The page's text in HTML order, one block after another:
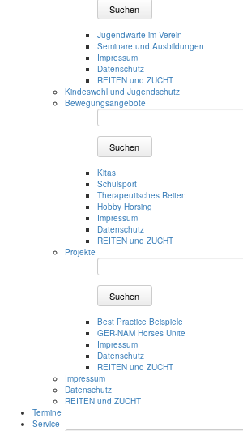
Suchen
Jugendwarte im Verein
Seminare und Ausbildungen
Impressum
Datenschutz
REITEN und ZUCHT
Kindeswohl und Jugendschutz
Bewegungsangebote
Suchen
Kitas
Schulsport
Therapeutisches Reiten
Hobby Horsing
Impressum
Datenschutz
REITEN und ZUCHT
Projekte
Suchen
Best Practice Beispiele
GER-NAM Horses Unite
Impressum
Datenschutz
REITEN und ZUCHT
Impressum
Datenschutz
REITEN und ZUCHT
Termine
Service